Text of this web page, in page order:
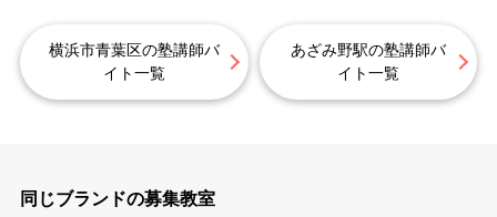
横浜市青葉区の塾講師バ
イト一覧
あざみ野駅の塾講師バ
イト一覧
同じブランドの募集教室